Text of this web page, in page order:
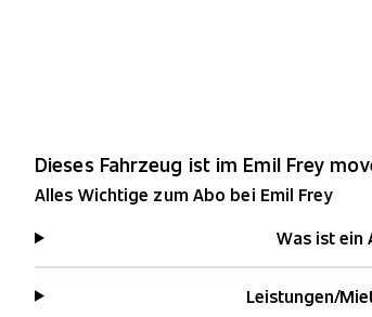
Dieses Fahrzeug ist im Emil Frey
Alles Wichtige zum Abo bei Emil Frey
Was ist ein
Leistungen/